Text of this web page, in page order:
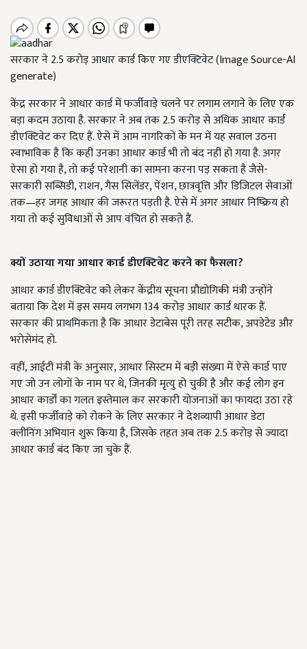
सरकार ने 2.5 करोड़ आधार कार्ड किए गए डीएक्टिवेट (Image Source-AI
generate)
केंद्र सरकार ने आधार कार्ड में फर्जीवाड़े चलने पर लगाम लगाने के लिए एक
बड़ा कदम उठाया है. सरकार ने अब तक 2.5 करोड़ से अधिक आधार कार्ड
डीएक्टिवेट कर दिए हैं. ऐसे में आम नागरिकों के मन में यह सवाल उठना
स्वाभाविक है कि कहीं उनका आधार कार्ड भी तो बंद नहीं हो गया है. अगर
ऐसा हो गया है, तो कई परेशानी का सामना करना पड़ सकता है जैसे-
सरकारी सब्सिडी, राशन, गैस सिलेंडर, पेंशन, छात्रवृत्ति और डिजिटल सेवाओं
तक—हर जगह आधार की जरूरत पड़ती है. ऐसे में अगर आधार निष्क्रिय हो
गया तो कई सुविधाओं से आप वंचित हो सकते हैं.
क्यों उठाया गया आधार कार्ड डीएक्टिवेट करने का फैसला?
आधार कार्ड डीएक्टिवेट को लेकर केंद्रीय सूचना प्रौद्योगिकी मंत्री उन्होंने
बताया कि देश में इस समय लगभग 134 करोड़ आधार कार्ड धारक हैं.
सरकार की प्राथमिकता है कि आधार डेटाबेस पूरी तरह सटीक, अपडेटेड और
भरोसेमंद हो.
वहीं, आईटी मंत्री के अनुसार, आधार सिस्टम में बड़ी संख्या में ऐसे कार्ड पाए
गए जो उन लोगों के नाम पर थे, जिनकी मृत्यु हो चुकी है और कई लोग इन
आधार कार्डों का गलत इस्तेमाल कर सरकारी योजनाओं का फायदा उठा रहे
थे. इसी फर्जीवाड़े को रोकने के लिए सरकार ने देशव्यापी आधार डेटा
क्लीनिंग अभियान शुरू किया है, जिसके तहत अब तक 2.5 करोड़ से ज्यादा
आधार कार्ड बंद किए जा चुके हैं.